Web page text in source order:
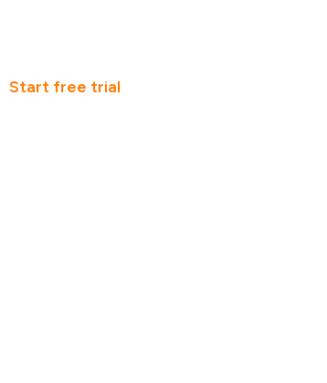
Start free trial